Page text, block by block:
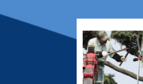
定・草刈りなどのお庭の
こと、造園・